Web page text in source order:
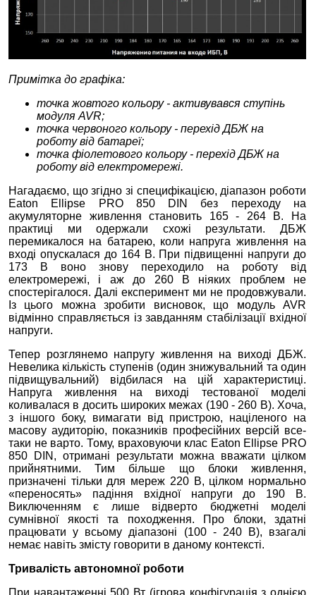
Примітка до графіка:
точка жовтого кольору - активувався ступінь
модуля AVR;
точка червоного кольору - перехід ДБЖ на
роботу від батареї;
точка фіолетового кольору - перехід ДБЖ на
роботу від електромережі.
Нагадаємо, що згідно зі специфікацією, діапазон роботи
Eaton Ellipse PRO 850 DIN без переходу на
акумуляторне живлення становить 165 - 264 В. На
практиці ми одержали схожі результати. ДБЖ
перемикалося на батарею, коли напруга живлення на
вході опускалася до 164 В. При підвищенні напруги до
173 В воно знову переходило на роботу від
електромережі, і аж до 260 В ніяких проблем не
спостерігалося. Далі експеримент ми не продовжували.
Із цього можна зробити висновок, що модуль AVR
відмінно справляється із завданням стабілізації вхідної
напруги.
Тепер розглянемо напругу живлення на виході ДБЖ.
Невелика кількість ступенів (один знижувальний та один
підвищувальний) відбилася на цій характеристиці.
Напруга живлення на виході тестованої моделі
коливалася в досить широких межах (190 - 260 В). Хоча,
з іншого боку, вимагати від пристрою, націленого на
масову аудиторію, показників професійних версій все-
таки не варто. Тому, враховуючи клас Eaton Ellipse PRO
850 DIN, отримані результати можна вважати цілком
прийнятними. Тим більше що блоки живлення,
призначені тільки для мереж 220 В, цілком нормально
«переносять» падіння вхідної напруги до 190 В.
Виключенням є лише відверто бюджетні моделі
сумнівної якості та походження. Про блоки, здатні
працювати у всьому діапазоні (100 - 240 В), взагалі
немає навіть змісту говорити в даному контексті.
Тривалість автономної роботи